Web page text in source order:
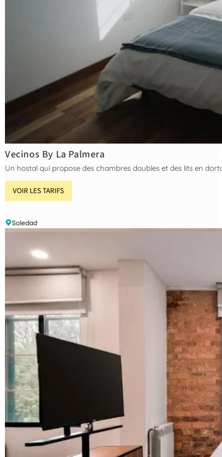
Vecinos By La Palmera
Un hostal qui propose des chambres doubles et des lits en
VOIR LES TARIFS
Soledad